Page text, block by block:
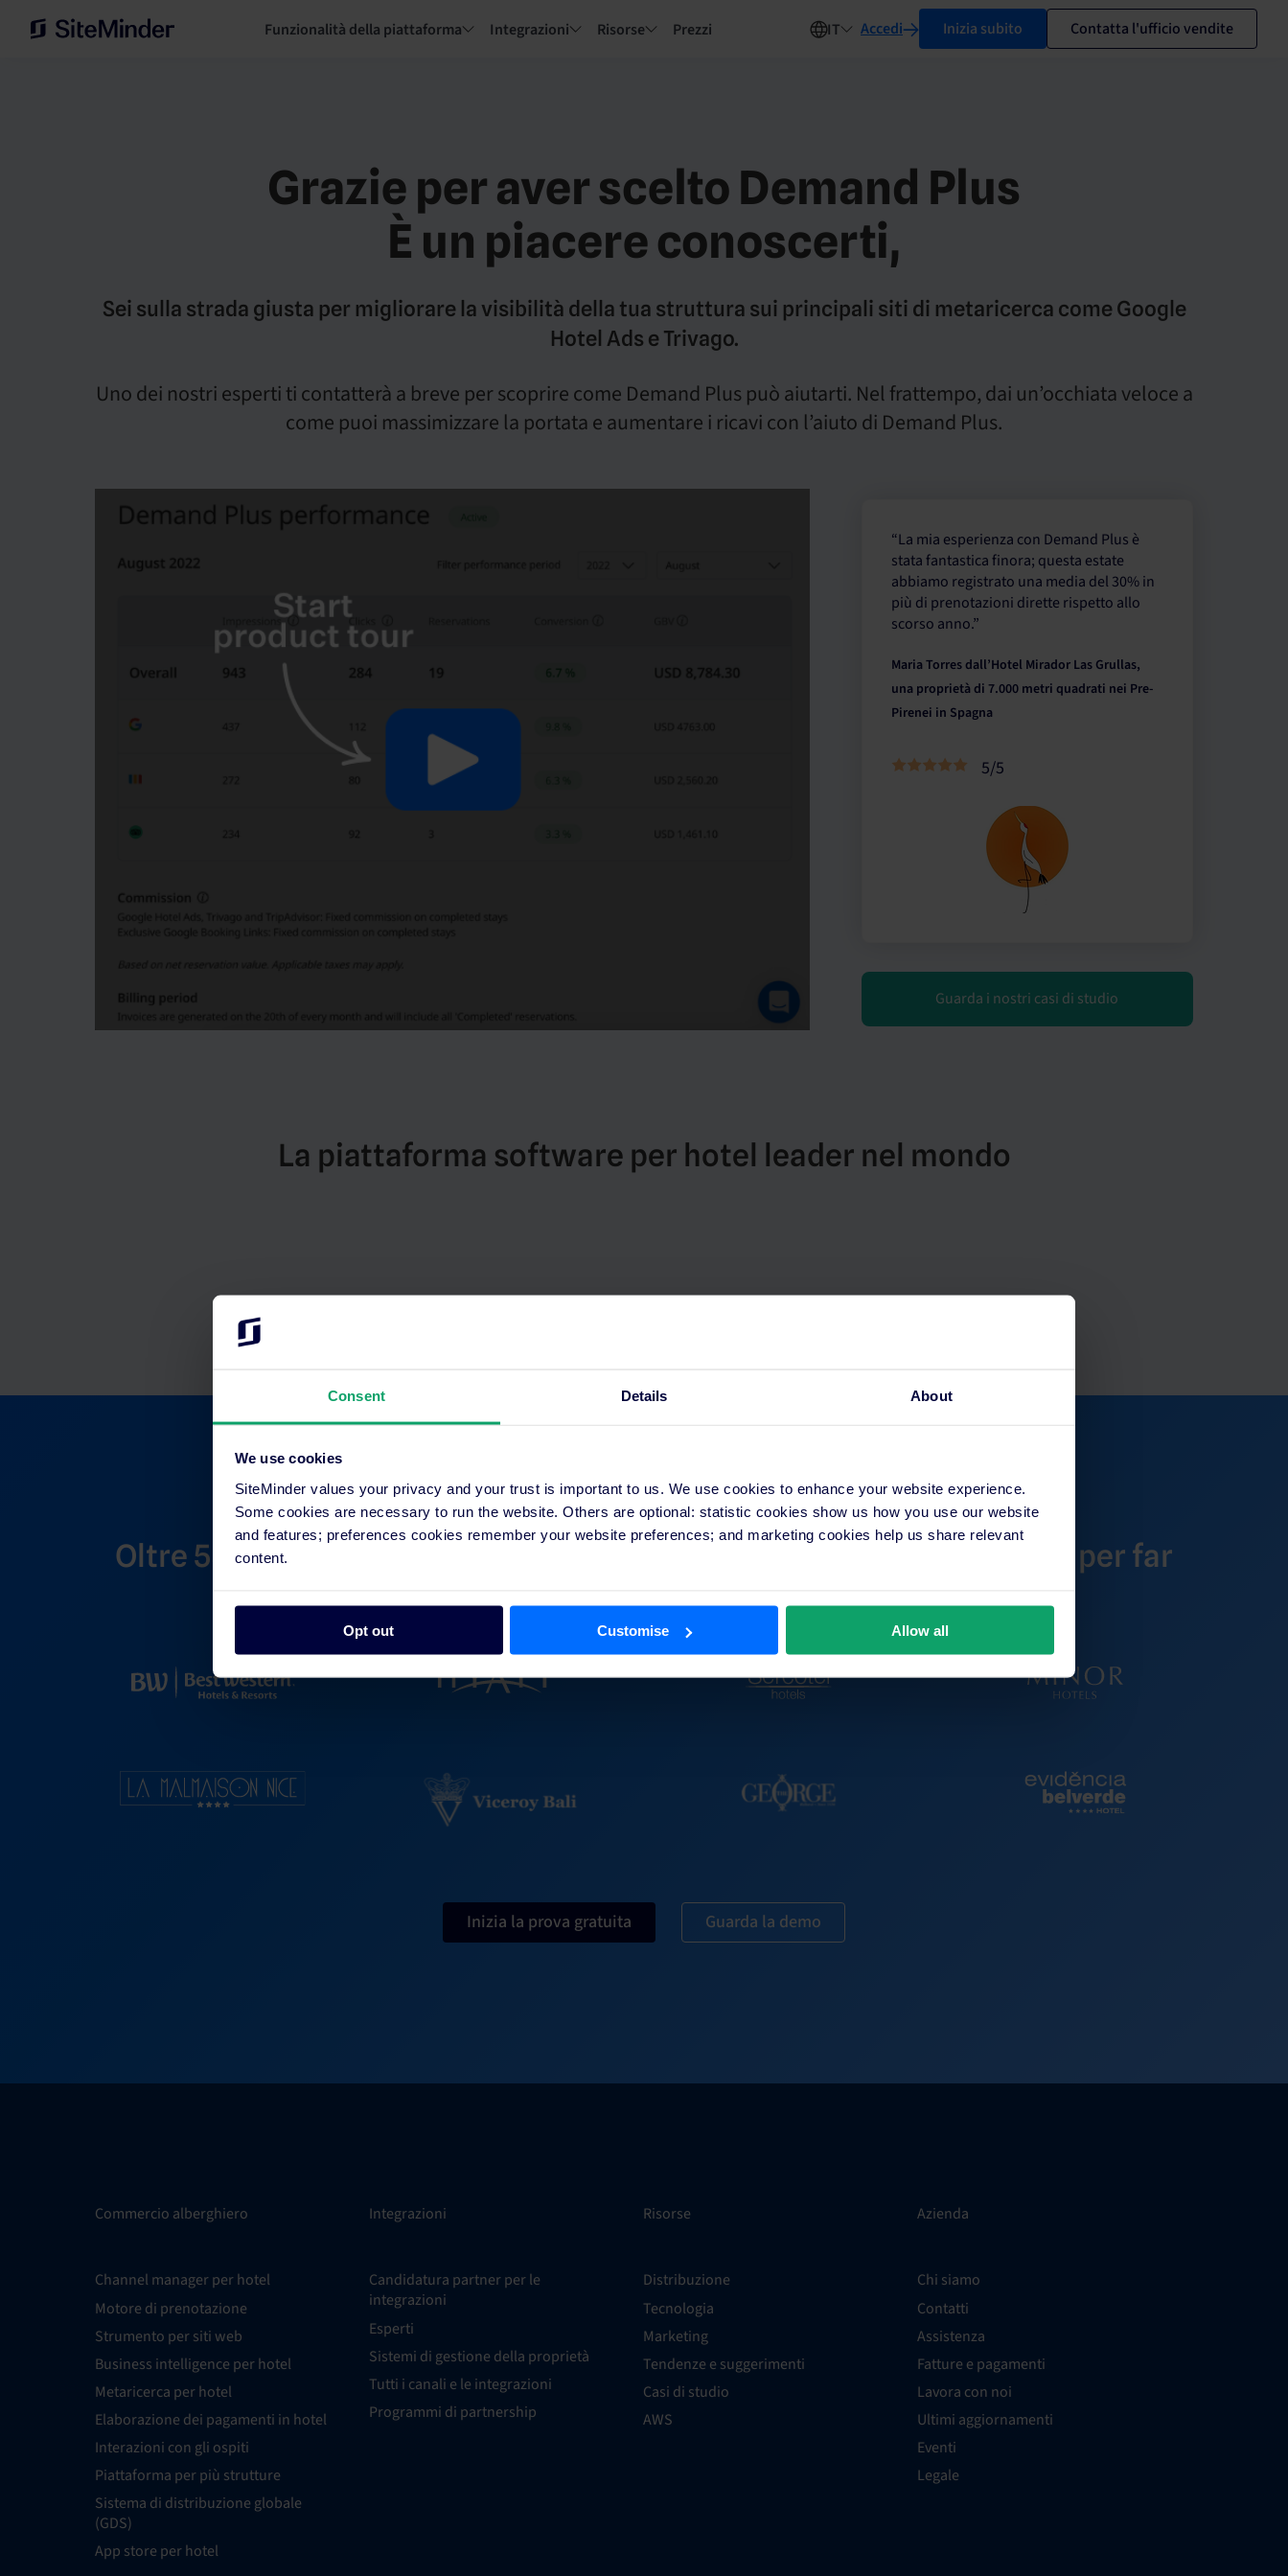
Consent Details About
We use cookies
SiteMinder values your privacy and your trust is important to us. We use cookies to enhance your website experience.
Some cookies are necessary to run the website. Others are optional: statistic cookies show us how you use our website
and features; preferences cookies remember your website preferences; and marketing cookies help us share relevant
content.
Opt out Customise Allow all
Funzionalità della piattaforma Integrazioni Risorse Prezzi IT Accedi Inizia subito Contatta l'ufficio vendite
Grazie per aver scelto Demand Plus
È un piacere conoscerti,
Sei sulla strada giusta per migliorare la visibilità della tua struttura sui principali siti di metaricerca come Google
Hotel Ads e Trivago.
Uno dei nostri esperti ti contatterà a breve per scoprire come Demand Plus può aiutarti. Nel frattempo, dai un’occhiata veloce a
come puoi massimizzare la portata e aumentare i ricavi con l’aiuto di Demand Plus.
“La mia esperienza con Demand Plus è
stata fantastica finora; questa estate
abbiamo registrato una media del 30% in
più di prenotazioni dirette rispetto allo
scorso anno.”
Maria Torres dall’Hotel Mirador Las Grullas,
una proprietà di 7.000 metri quadrati nei Pre-
Pirenei in Spagna
5/5
Guarda i nostri casi di studio
La piattaforma software per hotel leader nel mondo
Oltre 53.000 hotel di ogni tipo e dimensione si affidano a SiteMinder per far
Inizia la prova gratuita Guarda la demo
Commercio alberghiero
Channel manager per hotel
Motore di prenotazione
Strumento per siti web
Business intelligence per hotel
Metaricerca per hotel
Elaborazione dei pagamenti in hotel
Interazioni con gli ospiti
Piattaforma per più strutture
Sistema di distribuzione globale
(GDS)
App store per hotel
Integrazioni
Candidatura partner per le
integrazioni
Esperti
Sistemi di gestione della proprietà
Tutti i canali e le integrazioni
Programmi di partnership
Risorse
Distribuzione
Tecnologia
Marketing
Tendenze e suggerimenti
Casi di studio
AWS
Azienda
Chi siamo
Contatti
Assistenza
Fatture e pagamenti
Lavora con noi
Ultimi aggiornamenti
Eventi
Legale